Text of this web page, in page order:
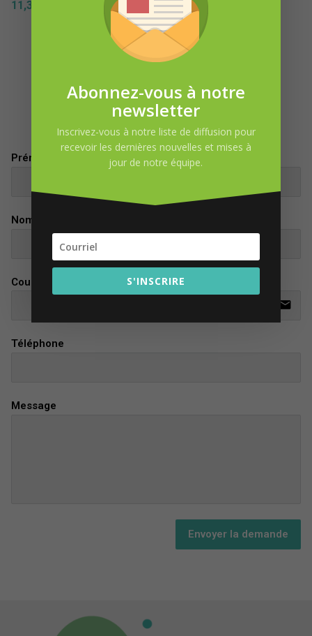
11,31 7,83
DEMANDE D’INFORMATION
Prénom
Nom
Courriel
email
Téléphone
Message
Envoyer la demande
Abonnez-vous à notre
newsletter
Inscrivez-vous à notre liste de diffusion pour
recevoir les dernières nouvelles et mises à
jour de notre équipe.
S'INSCRIRE